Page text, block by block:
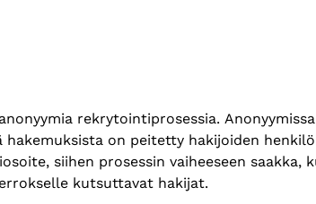
rekrytointiprosessia. Anonyymissa
on peitetty hakijoiden
siihen prosessin vaiheeseen saakka,
kutsuttavat hakijat.